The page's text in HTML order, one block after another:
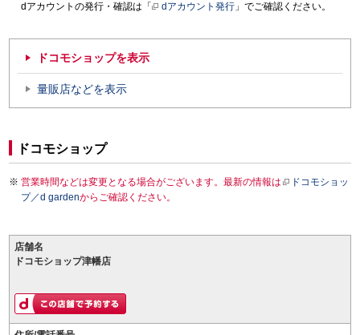
dアカウントの発行・確認は「
dアカウント発行 」でご確認ください。
ドコモショップを表示
量販店などを表示
ドコモショップ
営業時間などは変更となる場合がございます。最新の情報は
ドコモショッ
プ／d gardenからご確認ください。
店舗名
ドコモショップ津幡店